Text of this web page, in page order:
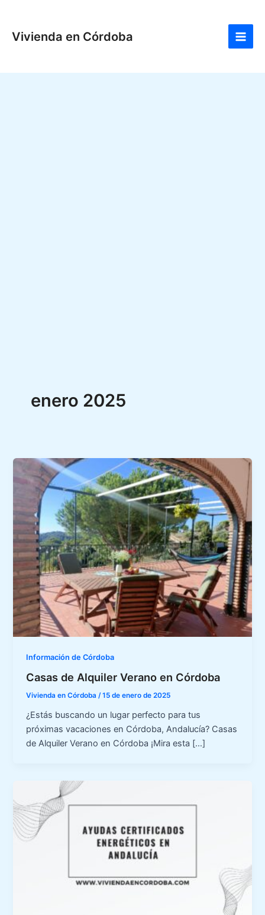
contenido
Vivienda en Córdoba
enero 2025
Información de Córdoba
Casas de Alquiler Verano en Córdoba
Vivienda en Córdoba/15 de enero de 2025
¿Estás buscando un lugar perfecto para tus
próximas vacaciones en Córdoba, Andalucía? Casas
de Alquiler Verano en Córdoba ¡Mira esta […]